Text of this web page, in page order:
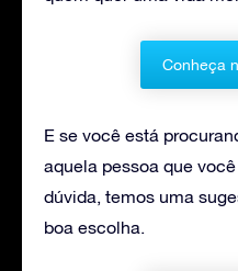
Conheça
E se você está
aquela pessoa que
dúvida, temos uma
boa escolha.